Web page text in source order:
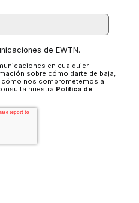
de EWTN.
en cualquier
sobre cómo darte de baja,
cómo nos comprometemos a
nuestra Política de